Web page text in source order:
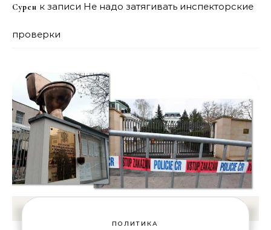
Сурен к записи Не надо затягивать инспекторские
проверки
ПОЛИТИКА